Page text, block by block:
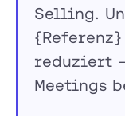
Selling.
{Referenz}
reduziert
Meetings